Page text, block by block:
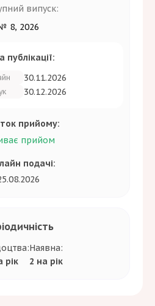
випуск:
8, 2026
публікації:
30.11.2026
30.12.2026
прийому:
прийом
подачі:
рік
Наявна:
2 на рік